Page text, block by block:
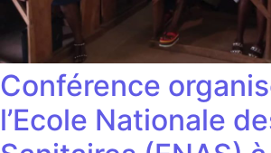
Conférence
l’Ecole Nationale